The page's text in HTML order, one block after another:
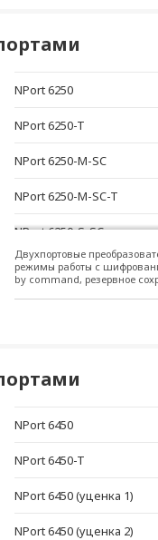
NPort 6610-8-G2
NPort 6610-8-2AC-G2
NPort 6650-16-G2-T
NPort 6650-16-2AC-G2-T
NPort 6650I-16-G2
NPort 6650I-16-2AC-G2-T
NPort 6250
NPort 6250-T
NPort 6250-M-SC
NPort 6250-M-SC-T
NPort 6250-S-SC
NPort 6250-S-SC-T
Двухпортовые
режимы работы с
by command, резервное
NPort 6450
NPort 6450-T
NPort 6450 (уценка 1)
NPort 6450 (уценка 2)